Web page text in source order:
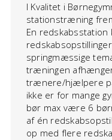
I Kvalitet i
stationstræning
En
springmæssige
træningen
trænere/hjælpere
ikke er for mange
bør max være 6
af én
op med flere